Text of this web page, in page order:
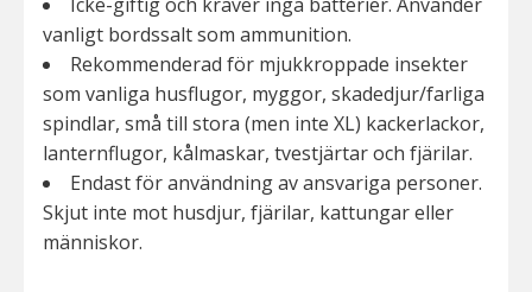
vanligt bordssalt som ammunition.
Rekommenderad för mjukkroppade insekter
som vanliga husflugor, myggor, skadedjur/farliga
spindlar, små till stora (men inte XL) kackerlackor,
lanternflugor, kålmaskar, tvestjärtar och fjärilar.
Endast för användning av ansvariga personer.
Skjut inte mot husdjur, fjärilar, kattungar eller
människor.